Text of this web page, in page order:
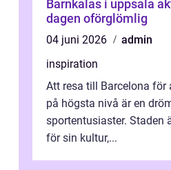
Barnkalas i uppsala aktiviteter som gör
dagen oförglömlig
04 juni 2026
admin
inspiration
Att resa till Barcelona
på högsta nivå är en
sportentusiaster. Staden
för sin kultur,...